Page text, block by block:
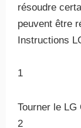
résoudre
peuvent être
Instructions
1
Tourner le LG
2